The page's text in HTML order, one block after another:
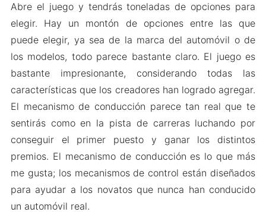
Abre el juego y tendrás toneladas de opciones para
elegir. Hay un montón de opciones entre las que
puede elegir, ya sea de la marca del automóvil o de
los modelos, todo parece bastante claro. El juego es
bastante impresionante, considerando todas las
características que los creadores han logrado agregar.
El mecanismo de conducción parece tan real que te
sentirás como en la pista de carreras luchando por
conseguir el primer puesto y ganar los distintos
premios. El mecanismo de conducción es lo que más
me gusta; los mecanismos de control están diseñados
para ayudar a los novatos que nunca han conducido
un automóvil real.